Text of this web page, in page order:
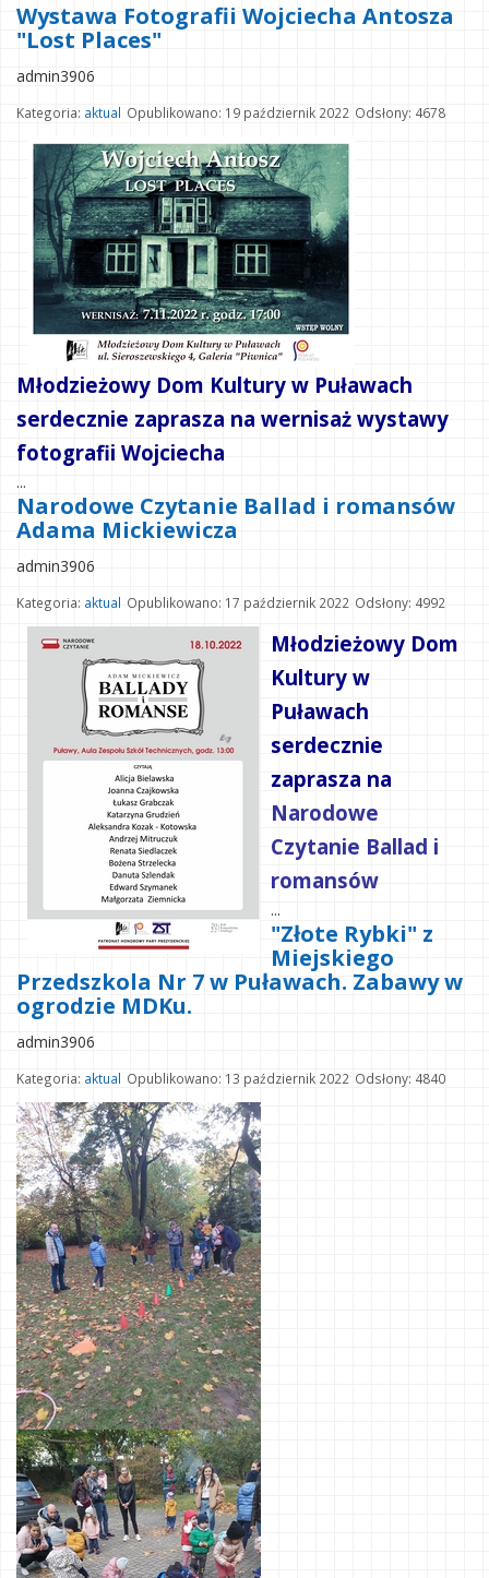
Wystawa Fotografii Wojciecha Antosza
"Lost Places"
admin3906
Kategoria: aktual Opublikowano: 19 październik 2022 Odsłony: 4678
Młodzieżowy Dom Kultury w Puławach
serdecznie zaprasza na wernisaż wystawy
fotografii Wojciecha
...
Narodowe Czytanie Ballad i romansów
Adama Mickiewicza
admin3906
Kategoria: aktual Opublikowano: 17 październik 2022 Odsłony: 4992
Młodzieżowy Dom
Kultury w
Puławach
serdecznie
zaprasza na
Narodowe
Czytanie Ballad i
romansów
...
"Złote Rybki" z
Miejskiego
Przedszkola Nr 7 w Puławach. Zabawy w
ogrodzie MDKu.
admin3906
Kategoria: aktual Opublikowano: 13 październik 2022 Odsłony: 4840